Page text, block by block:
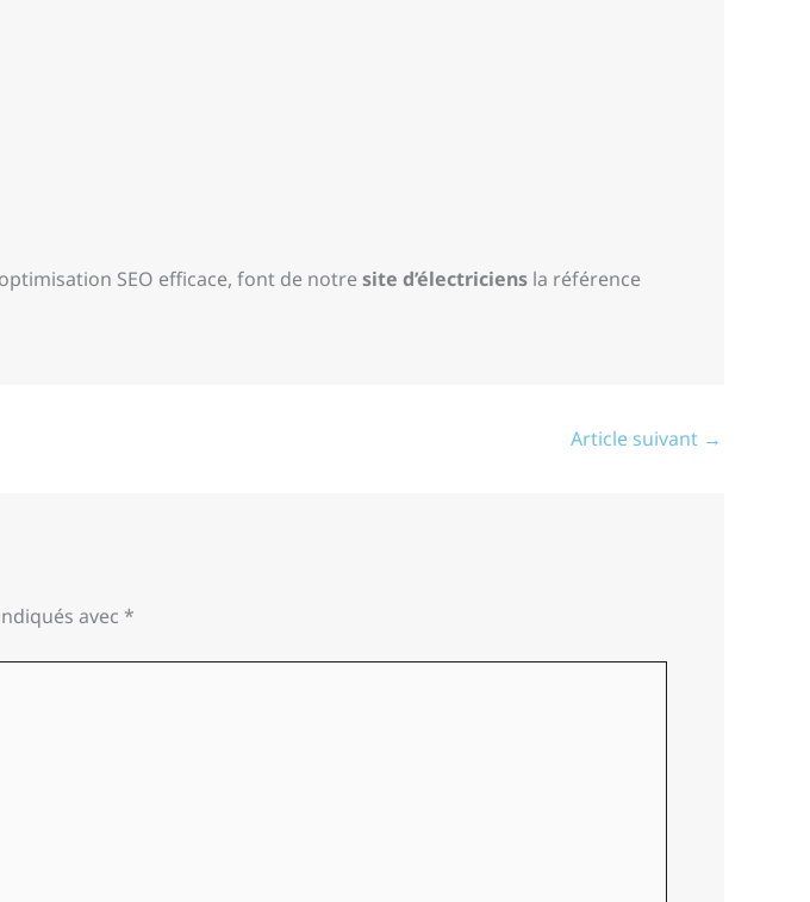
SEO efficace, font de notresite d’électriciens la référence
Article suivant →
avec *